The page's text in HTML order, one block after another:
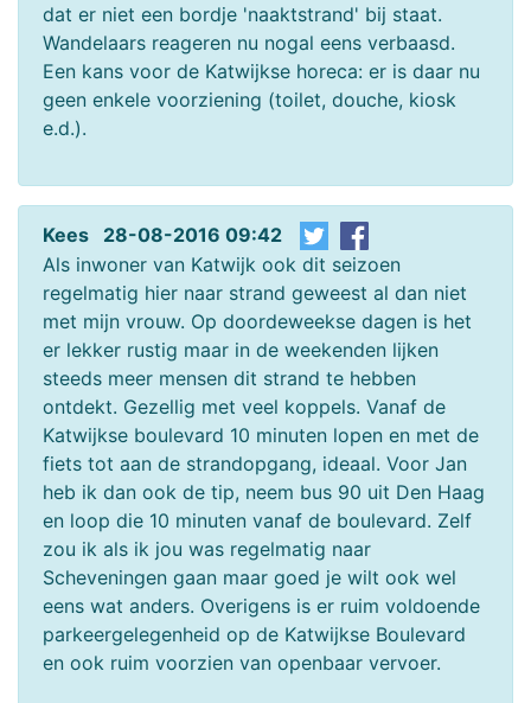
dat er niet een bordje 'naaktstrand' bij staat.
Wandelaars reageren nu nogal eens verbaasd.
Een kans voor de Katwijkse horeca: er is daar nu
geen enkele voorziening (toilet, douche, kiosk
e.d.).
Kees 28-08-2016 09:42
Als inwoner van Katwijk ook dit seizoen
regelmatig hier naar strand geweest al dan niet
met mijn vrouw. Op doordeweekse dagen is het
er lekker rustig maar in de weekenden lijken
steeds meer mensen dit strand te hebben
ontdekt. Gezellig met veel koppels. Vanaf de
Katwijkse boulevard 10 minuten lopen en met de
fiets tot aan de strandopgang, ideaal. Voor Jan
heb ik dan ook de tip, neem bus 90 uit Den Haag
en loop die 10 minuten vanaf de boulevard. Zelf
zou ik als ik jou was regelmatig naar
Scheveningen gaan maar goed je wilt ook wel
eens wat anders. Overigens is er ruim voldoende
parkeergelegenheid op de Katwijkse Boulevard
en ook ruim voorzien van openbaar vervoer.